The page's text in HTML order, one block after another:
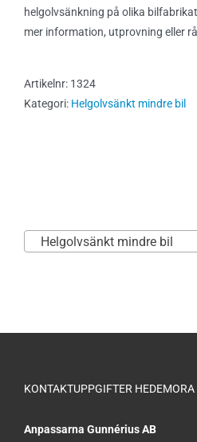
helgolvsänkning på olika
mer information, utprovning eller
Artikelnr: 1324
Kategori: Helgolvsänkt mindre bil
Helgolvsänkt mindre bil
KONTAKTUPPGIFTER HEDEMORA
Anpassarna Gunnérius AB